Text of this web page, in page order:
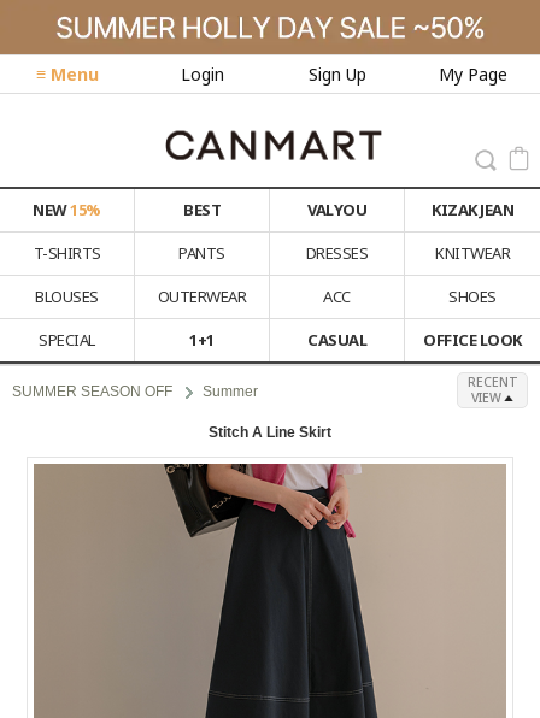
≡ Menu Login Sign Up My Page
NEW15% BEST VALYOU
KIZAK JEAN
T-SHIRTS
PANTS DRESSES
KNITWEAR
BLOUSES
OUTERWEAR ACC
SHOES
SPECIAL
1+1 CASUAL OFFICE LOOK
SUMMER SEASON OFF Summer
RECENT
VIEW
Stitch A Line Skirt